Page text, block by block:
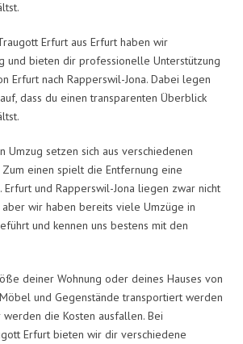
Erfurt aus Erfurt haben wir
und bieten dir professionelle Unterstützung
Erfurt nach Rapperswil-Jona. Dabei legen
dass du einen transparenten Überblick
Umzug setzen sich aus verschiedenen
Zum einen spielt die Entfernung eine
Erfurt und Rapperswil-Jona liegen zwar nicht
wir haben bereits viele Umzüge in
und kennen uns bestens mit den
deiner Wohnung oder deines Hauses von
und Gegenstände transportiert werden
werden die Kosten ausfallen. Bei
Erfurt bieten wir dir verschiedene